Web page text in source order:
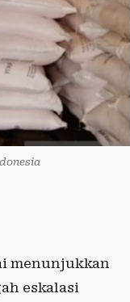
menunjukkan
eskalasi